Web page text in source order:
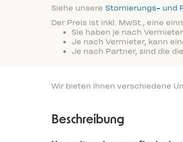
Siehe unsere Stornierungs- und
Der Preis ist inkl. MwSt., eine
Sie haben je nach
Je nach Vermieter, kann
Je nach Partner, sind die
Wir bieten Ihnen verschiedene
Beschreibung